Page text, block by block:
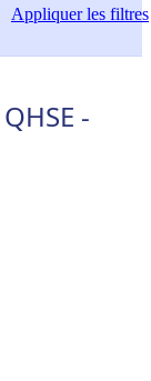
Appliquerles filtres
-